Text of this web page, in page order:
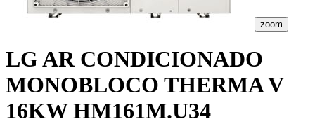
zoom
LG AR CONDICIONADO
MONOBLOCO THERMA V
16KW HM161M.U34